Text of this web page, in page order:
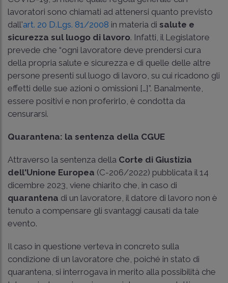
lavoratori sono chiamati ad attenersi quanto previsto
dall'art. 20 D.Lgs. 81/2008 in materia di salute e
sicurezza sul luogo di lavoro. Infatti, il Legislatore
prevede che “ogni lavoratore deve prendersi cura
della propria salute e sicurezza e di quelle delle altre
persone presenti sul luogo di lavoro, su cui ricadono gli
effetti delle sue azioni o omissioni […]”. Banalmente,
essere positivi e non proferirlo, è condotta da
censurarsi.
Quarantena: la sentenza della CGUE
Attraverso la sentenza della Corte di Giustizia
dell'Unione Europea (C-206/2022) pubblicata il 14
dicembre 2023, viene chiarito che, in caso di
quarantena di un lavoratore, il datore di lavoro non è
tenuto a compensare gli svantaggi causati da tale
evento.
Il caso in questione verteva in concreto sulla
condizione di un lavoratore che, poiché in stato di
quarantena, si interrogava in merito alla possibilità che